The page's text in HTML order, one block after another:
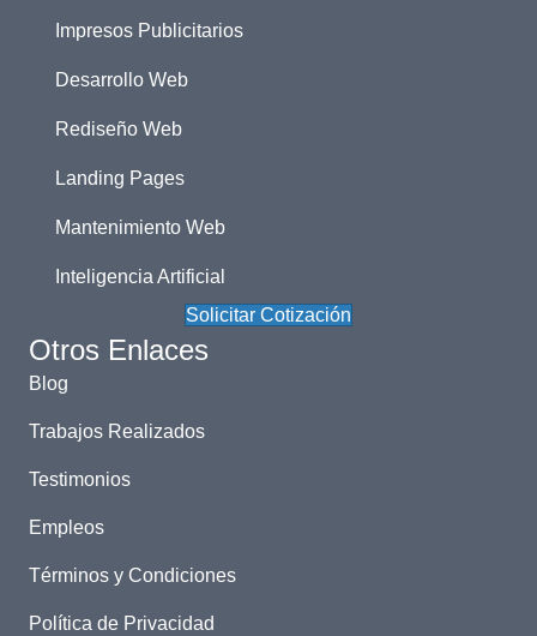
Impresos Publicitarios
Desarrollo Web
Rediseño Web
Landing Pages
Mantenimiento Web
Inteligencia Artificial
Solicitar Cotización
Otros Enlaces
Blog
Trabajos Realizados
Testimonios
Empleos
Términos y Condiciones
Política de Privacidad